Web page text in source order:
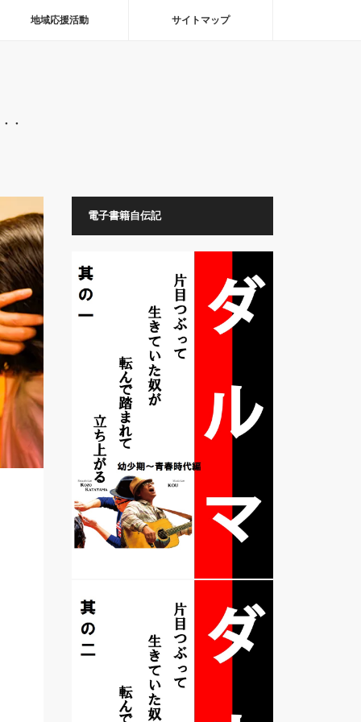
地域応援活動 サイトマップ
・
電子書籍自伝記